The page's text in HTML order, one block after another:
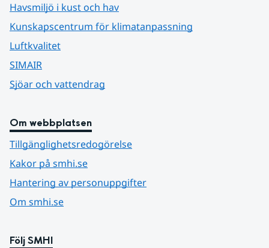
Havsmiljö i kust och hav
Kunskapscentrum för klimatanpassning
Luftkvalitet
SIMAIR
Sjöar och vattendrag
Om webbplatsen
Tillgänglighetsredogörelse
Kakor på smhi.se
Hantering av personuppgifter
Om smhi.se
Följ SMHI